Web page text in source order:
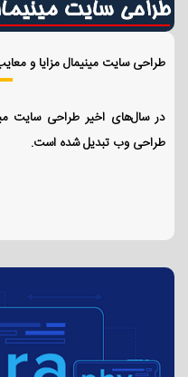
طراحی سایت مینیمال مزایا و
در سال‌های اخیر طراحی سایت
طراحی وب تبدیل شده است.